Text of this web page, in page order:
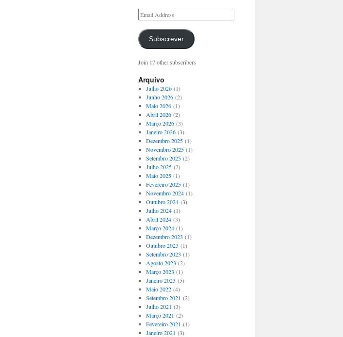
Subscrever
Join 17 other subscribers
Arquivo
Julho 2026(1)
Junho 2026(2)
Maio 2026(1)
Abril 2026(2)
Março 2026(3)
Janeiro 2026(3)
Dezembro 2025(1)
Novembro 2025(1)
Setembro 2025(2)
Julho 2025(2)
Maio 2025(1)
Fevereiro 2025(1)
Novembro 2024(1)
Outubro 2024(3)
Julho 2024(1)
Abril 2024(3)
Março 2024(1)
Dezembro 2023 (1)
Outubro 2023 (1)
Setembro 2023 (1)
Agosto 2023 (2)
Março 2023 (1)
Janeiro 2023 (5)
Maio 2022(4)
Setembro 2021 (2)
Julho 2021 (3)
Março 2021 (2)
Fevereiro 2021 (1)
Janeiro 2021 (3)